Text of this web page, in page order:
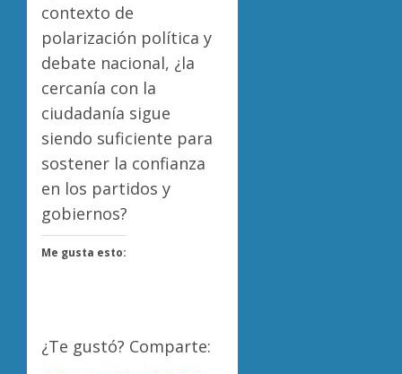
contexto de
polarización política y
debate nacional, ¿la
cercanía con la
ciudadanía sigue
siendo suficiente para
sostener la confianza
en los partidos y
gobiernos?
Me gusta esto:
¿Te gustó? Comparte: